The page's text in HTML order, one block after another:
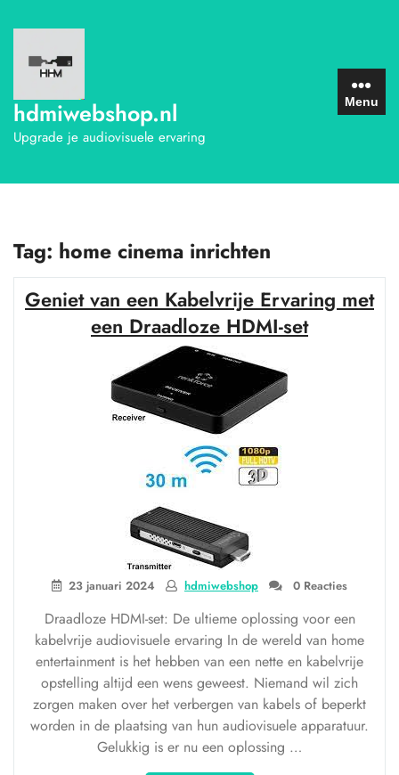
naar
inhoud
hdmiwebshop.nl
Upgrade je audiovisuele ervaring
Menu
Tag: home cinema inrichten
Geniet van een Kabelvrije Ervaring met
een Draadloze HDMI-set
23 januari 2024 hdmiwebshop 0 Reacties
Draadloze HDMI-set: De ultieme oplossing voor een
kabelvrije audiovisuele ervaring In de wereld van home
entertainment is het hebben van een nette en kabelvrije
opstelling altijd een wens geweest. Niemand wil zich
zorgen maken over het verbergen van kabels of beperkt
worden in de plaatsing van hun audiovisuele apparatuur.
Gelukkig is er nu een oplossing …